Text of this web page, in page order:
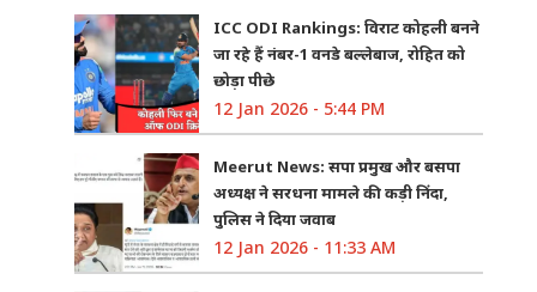
ICC ODI Rankings: विराट कोहली बनने
जा रहे हैं नंबर-1 वनडे बल्लेबाज, रोहित को
छोड़ा पीछे
12 Jan 2026 - 5:44 PM
Meerut News: सपा प्रमुख और बसपा
अध्यक्ष ने सरधना मामले की कड़ी निंदा,
पुलिस ने दिया जवाब
12 Jan 2026 - 11:33 AM